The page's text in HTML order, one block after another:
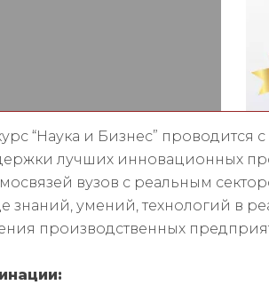
“Наука и Бизнес”
лучших инновационных
вузов с реальным
знаний, умений, технологий в
производственных